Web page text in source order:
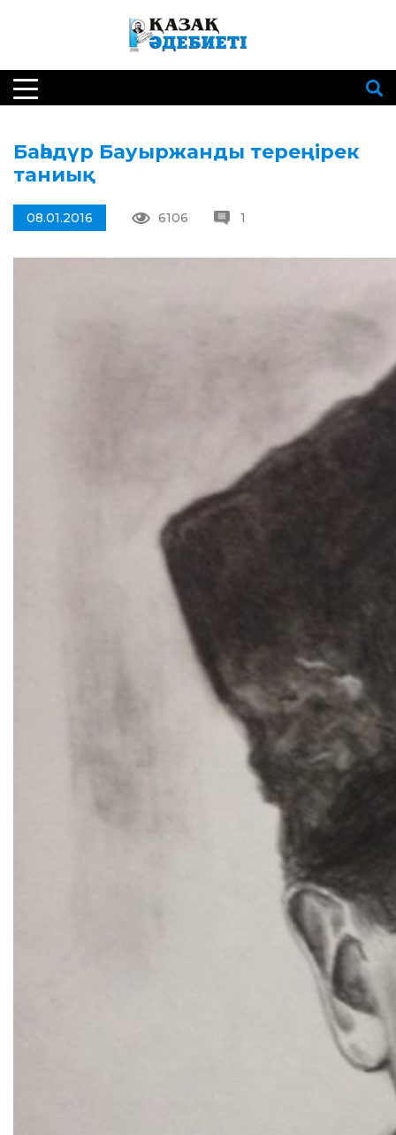
Баһадүр Бауыржанды тереңірек
таниық
08.01.2016 6106 1